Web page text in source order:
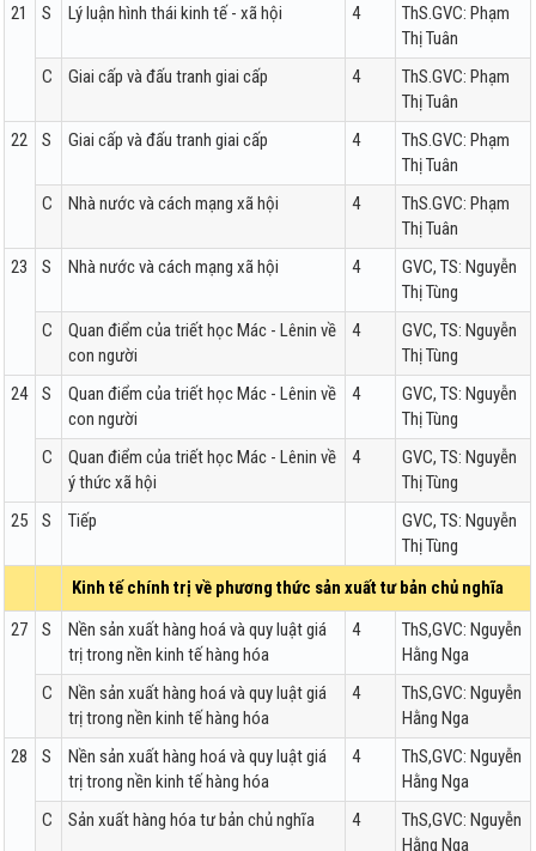
21
S Lý luận hình thái kinh tế - xã hội 4
ThS.GVC: Phạm
Thị Tuân
C
Giai cấp và đấu tranh giai cấp 4
ThS.GVC: Phạm
Thị Tuân
22
S Giai cấp và đấu tranh giai cấp 4
ThS.GVC: Phạm
Thị Tuân
C
Nhà nước và cách mạng xã hội 4
ThS.GVC: Phạm
Thị Tuân
23
S Nhà nước và cách mạng xã hội 4
GVC, TS: Nguyễn
Thị Tùng
C
Quan điểm của triết học Mác - Lênin về
con người
4
GVC, TS: Nguyễn
Thị Tùng
24
S
Quan điểm của triết học Mác - Lênin về
con người
4
GVC, TS: Nguyễn
Thị Tùng
C
Quan điểm của triết học Mác - Lênin về
ý thức xã hội
4
GVC, TS: Nguyễn
Thị Tùng
25
S Tiếp
GVC, TS: Nguyễn
Thị Tùng
Kinh tế chính trị về phương thức sản xuất tư bản chủ nghĩa
27
S
Nền sản xuất hàng hoá và quy luật giá
trị trong nền kinh tế hàng hóa
4
ThS,GVC: Nguyễn
Hằng Nga
C
Nền sản xuất hàng hoá và quy luật giá
trị trong nền kinh tế hàng hóa
4
ThS,GVC: Nguyễn
Hằng Nga
28
S
Nền sản xuất hàng hoá và quy luật giá
trị trong nền kinh tế hàng hóa
4
ThS,GVC: Nguyễn
Hằng Nga
C
Sản xuất hàng hóa tư bản chủ nghĩa 4
ThS,GVC: Nguyễn
Hằng Nga